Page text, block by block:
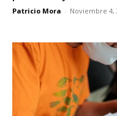
Patricio Mora - Noviembre 4,